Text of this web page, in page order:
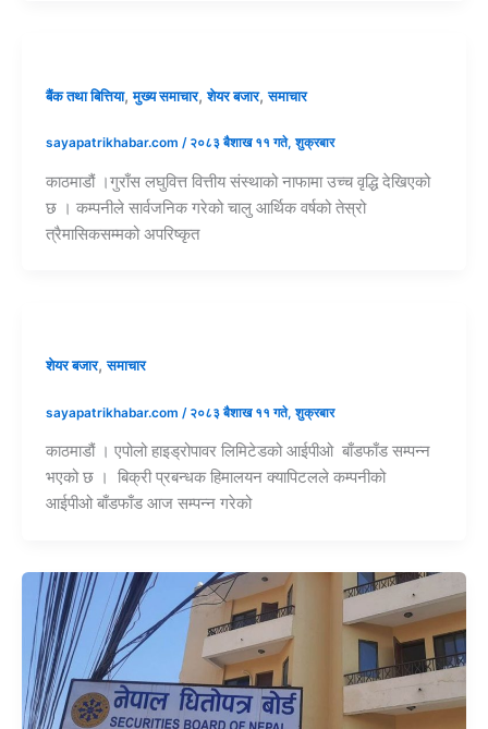
बैंक तथा बित्तिया,मुख्य समाचार,शेयर बजार,समाचार
sayapatrikhabar.com / २०८३ बैशाख ११ गते, शुक्रबार
काठमाडौं ।गुराँस लघुवित्त वित्तीय संस्थाको नाफामा उच्च वृद्धि देखिएको
छ । कम्पनीले सार्वजनिक गरेको चालु आर्थिक वर्षको तेस्रो
त्रैमासिकसम्मको अपरिष्कृत
शेयर बजार,समाचार
sayapatrikhabar.com / २०८३ बैशाख ११ गते, शुक्रबार
काठमाडौं । एपोलो हाइड्रोपावर लिमिटेडको आईपीओ बाँडफाँड सम्पन्न
भएको छ । बिक्री प्रबन्धक हिमालयन क्यापिटलले कम्पनीको
आईपीओ बाँडफाँड आज सम्पन्न गरेको